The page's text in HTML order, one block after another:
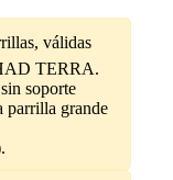
válidas
TERRA.
soporte
parrilla grande